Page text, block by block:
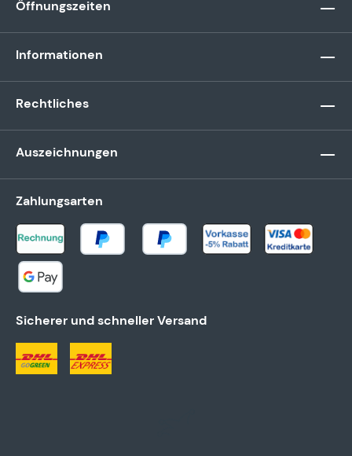
Öffnungszeiten
Informationen
Rechtliches
Auszeichnungen
Zahlungsarten
Sicherer und schneller Versand